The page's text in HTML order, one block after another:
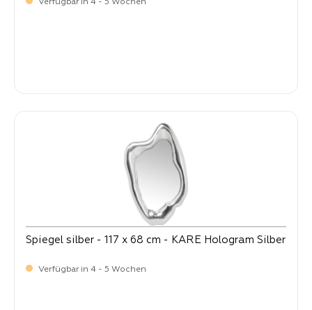
Verfügbar in 4 - 5 Wochen
Spiegel silber - 117 x 68 cm - KARE Hologram Silber
Verfügbar in 4 - 5 Wochen